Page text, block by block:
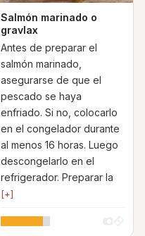
Salmón marinado o
gravlax
Antes de preparar el
salmón marinado,
asegurarse de que el
pescado se haya
enfriado. Si no, colocarlo
en el congelador durante
al menos 16 horas. Luego
descongelarlo en el
refrigerador. Preparar la
[+]